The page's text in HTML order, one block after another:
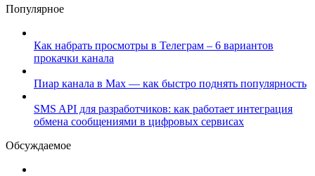
Популярное
Как набрать просмотры в Телеграм – 6 вариантов
прокачки канала
Пиар канала в Max — как быстро поднять популярность
SMS API для разработчиков: как работает интеграция
обмена сообщениями в цифровых сервисах
Обсуждаемое